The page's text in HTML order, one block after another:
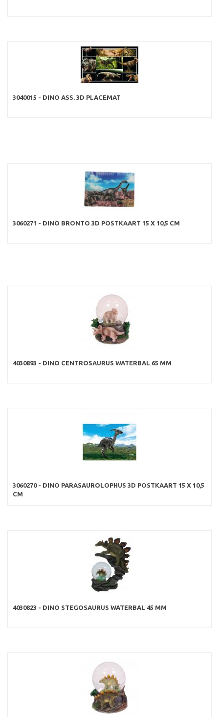
3040015 - DINO ASS. 3D PLACEMAT
3060271 - DINO BRONTO 3D POSTKAART 15 X 10,5 CM
4030893 - DINO CENTROSAURUS WATERBAL 65 MM
3060270 - DINO PARASAUROLOPHUS 3D POSTKAART 15 X 10,5
CM
4030823 - DINO STEGOSAURUS WATERBAL 45 MM